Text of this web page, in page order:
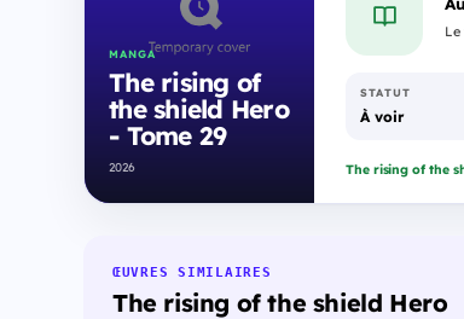
MANGA
The rising of
the shield Hero
- Tome 29
2026
STATUT
À voir
The rising of the
ŒUVRES SIMILAIRES
The rising of the shield Hero